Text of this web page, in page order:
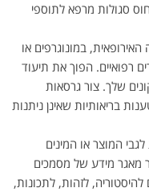
סגולות מרפא לתוספי
במונוגרפים או
רפואיים. הפוך את תיעוד
שלך. צור גרסאות
בריאותיות שאינן ניתנות
המוצר או המינים
מאגר מידע של מסמכים
להיסטוריה, לזהות, לתכונות,